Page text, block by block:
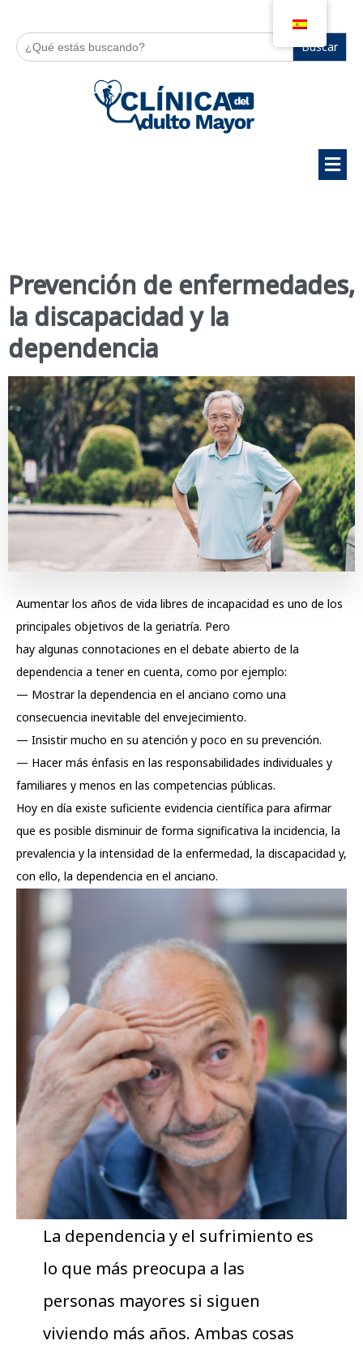
Buscar:
Prevención de enfermedades,
la discapacidad y la
dependencia
Aumentar los años de vida libres de incapacidad es uno de los
principales objetivos de la geriatría. Pero
hay algunas connotaciones en el debate abierto de la
dependencia a tener en cuenta, como por ejemplo:
— Mostrar la dependencia en el anciano como una
consecuencia inevitable del envejecimiento.
— Insistir mucho en su atención y poco en su prevención.
— Hacer más énfasis en las responsabilidades individuales y
familiares y menos en las competencias públicas.
Hoy en día existe suficiente evidencia científica para afirmar
que es posible disminuir de forma significativa la incidencia, la
prevalencia y la intensidad de la enfermedad, la discapacidad y,
con ello, la dependencia en el anciano.
La dependencia y el sufrimiento es
lo que más preocupa a las
personas mayores si siguen
viviendo más años. Ambas cosas